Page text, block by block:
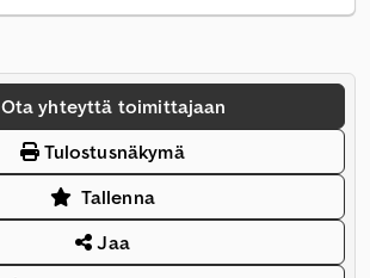
Ota yhteyttä toimittajaan
Tulostusnäkymä
Tallenna
Jaa